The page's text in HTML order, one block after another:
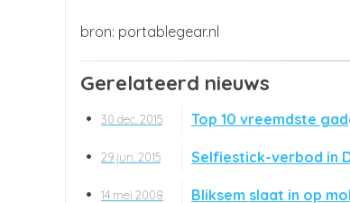
portablegear.nl
Gerelateerd nieuws
30 dec. 2015 Top 10 vreemdste
29 jun. 2015 Selfiestick-verbod in
14 mei 2008 Bliksem slaat in op